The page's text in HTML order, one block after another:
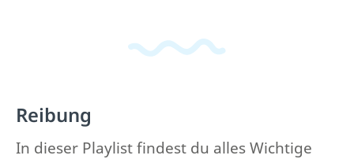
Reibung
In dieser Playlist findest du alles Wichtige